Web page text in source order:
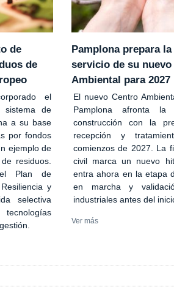
de
de
el
sistema de
a su base
por fondos
ejemplo de
residuos.
Plan de
y
selectiva
Pamplona prepara
servicio de su
Ambiental para 2027
El nuevo Centro
Pamplona afronta
construcción con la
recepción y
comienzos de 2027. La
civil marca un nuevo
entra ahora en la etapa
en marcha y
industriales antes del
Ver más